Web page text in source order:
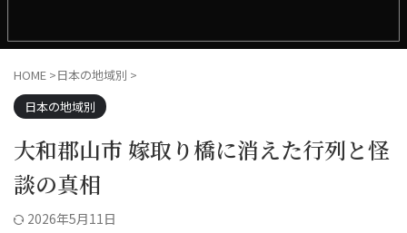
HOME >日本の地域別 >
日本の地域別
大和郡山市 嫁取り橋に消えた行列と怪
談の真相
2026年5月11日